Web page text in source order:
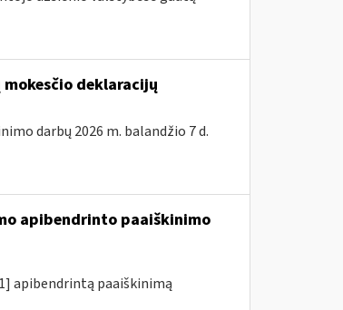
deklaracijų
darbų 2026 m. balandžio 7 d.
apibendrinto paaiškinimo
apibendrintą paaiškinimą